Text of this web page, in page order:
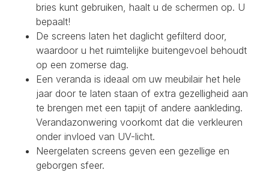
bries kunt gebruiken, haalt u de schermen op. U
bepaalt!
De screens laten het daglicht gefilterd door,
waardoor u het ruimtelijke buitengevoel behoudt
op een zomerse dag.
Een veranda is ideaal om uw meubilair het hele
jaar door te laten staan of extra gezelligheid aan
te brengen met een tapijt of andere aankleding.
Verandazonwering voorkomt dat die verkleuren
onder invloed van UV-licht.
Neergelaten screens geven een gezellige en
geborgen sfeer.